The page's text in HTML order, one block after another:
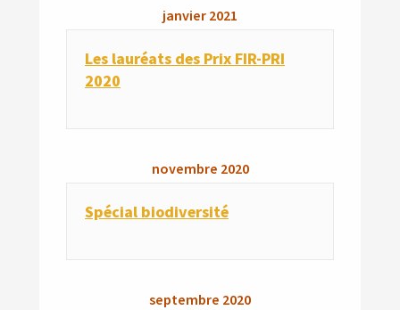
janvier2021
Les lauréats des Prix FIR-PRI
2020
novembre 2020
Spécial biodiversité
septembre 2020